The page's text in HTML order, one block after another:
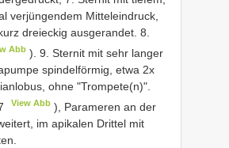
verjüngendem Mitteleindruck,
dreieckig ausgerandet. 8.
Abb ). 9. Sternit mit sehr langer
spindelförmig, etwa 2x
ohne "Trompete(n)".
View Abb ), Parameren an der
im apikalen Drittel mit